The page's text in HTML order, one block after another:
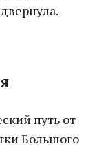
путь от
Большого